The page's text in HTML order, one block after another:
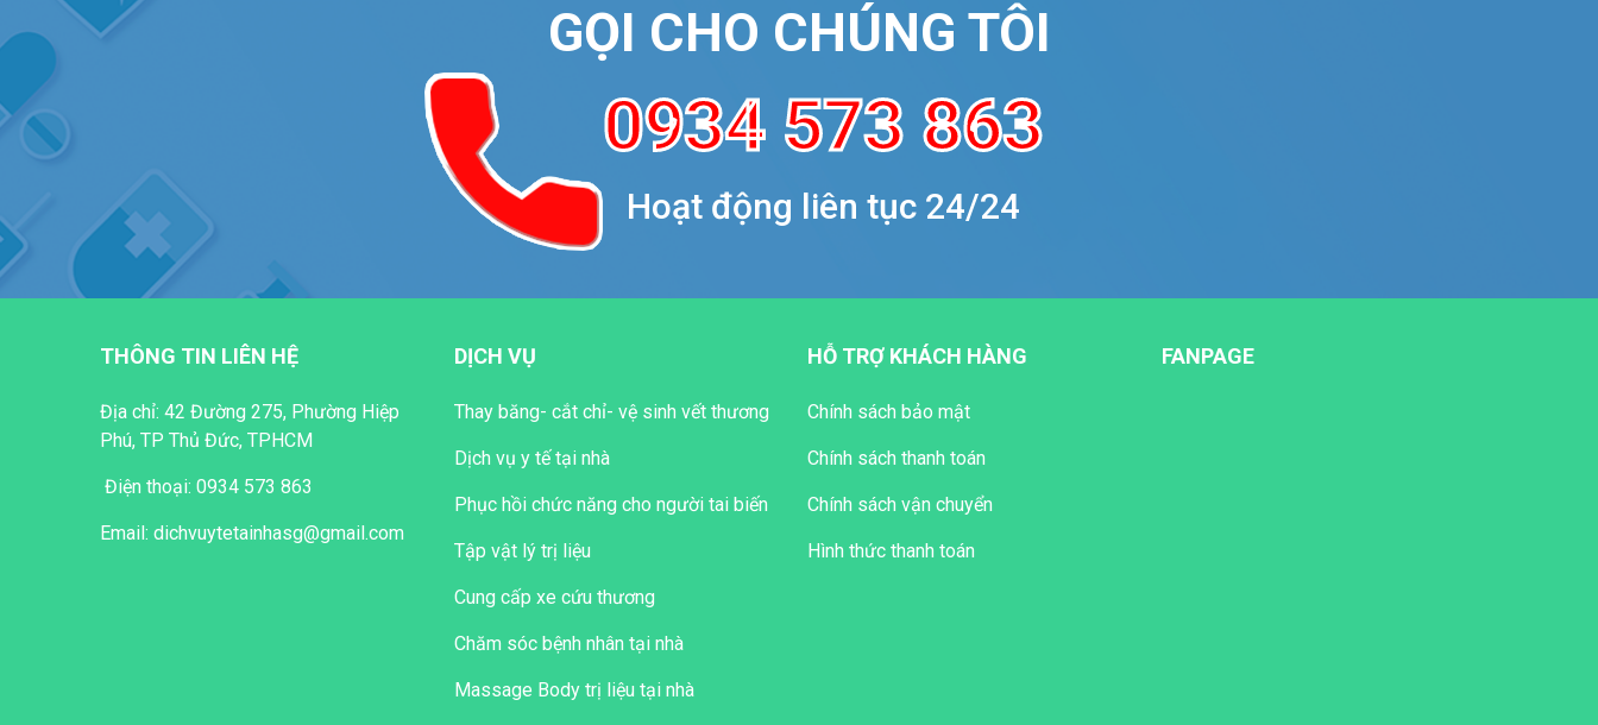
GỌI CHO CHÚNG TÔI
0934 573 863
Hoạt động liên tục 24/24
THÔNG TIN LIÊN HỆ
Địa chỉ: 42 Đường 275, Phường Hiệp
Phú, TP Thủ Đức, TPHCM
Điện thoại: 0934 573 863
Email: dichvuytetainhasg@gmail.com
DỊCH VỤ
Thay băng- cắt chỉ- vệ sinh vết thương
Dịch vụ y tế tại nhà
Phục hồi chức năng cho người tai biến
Tập vật lý trị liệu
Cung cấp xe cứu thương
Chăm sóc bệnh nhân tại nhà
Massage Body trị liệu tại nhà
HỖ TRỢ KHÁCH HÀNG
Chính sách bảo mật
Chính sách thanh toán
Chính sách vận chuyển
Hình thức thanh toán
FANPAGE